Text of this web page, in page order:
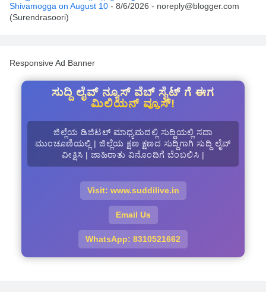
Shivamogga on August 10 - 8/6/2026 - noreply@blogger.com
(Surendrasoori)
Responsive Ad Banner
ಸುದ್ದಿ ಲೈವ್ ನ್ಯೂಸ್ ವೆಬ್ ಸೈಟ್ ಗೆ ಈಗ
ಮಿಲಿಯನ್ ವ್ಯೂಸ್!
ಜಿಲ್ಲೆಯ ಡಿಜಿಟಲ್ ಮಾಧ್ಯಮದಲ್ಲಿ ಸುದ್ದಿಯಲ್ಲಿ ಸದಾ
ಮುಂಚೂಣಿಯಲ್ಲಿ | ಜಿಲ್ಲೆಯ ಕ್ಷಣ ಕ್ಷಣದ ಸುದ್ದಿಗಾಗಿ ಸುದ್ದಿ ಲೈವ್
ವೀಕ್ಷಿಸಿ | ಜಾಹಿರಾತು ವಿನೊಂದಿಗೆ ಬೆಂಬಲಿಸಿ |
Visit: www.suddilive.in
Email Us
WhatsApp: 8310521662